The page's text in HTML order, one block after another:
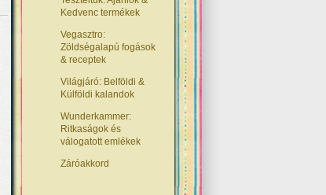
Kedvenc termékek
Vegasztro:
Zöldségalapú fogások
& receptek
Világjáró: Belföldi &
Külföldi kalandok
Wunderkammer:
Ritkaságok és
válogatott emlékek
Záróakkord